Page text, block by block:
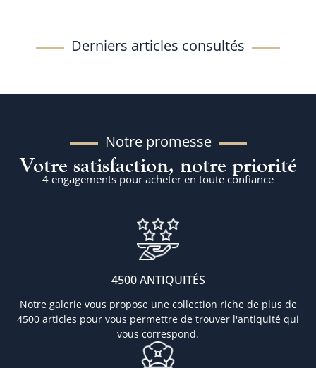
Derniers articles consultés
Notre promesse
Votre satisfaction, notre priorité
4 engagements pour acheter en toute confiance
4500 ANTIQUITÉS
Notre galerie vous propose une collection riche de plus de
4500 articles pour vous permettre de trouver l'antiquité qui
vous correspond.